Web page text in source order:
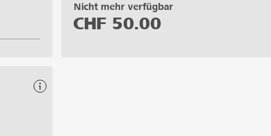
Nicht mehr verfügbar
CHF 50.00